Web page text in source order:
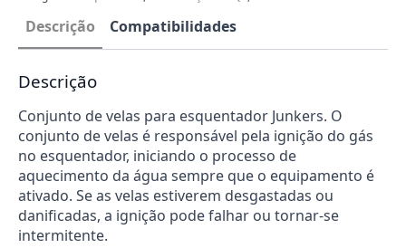
Descrição Compatibilidades
Descrição
Conjunto de velas para esquentador Junkers. O
conjunto de velas é responsável pela ignição do gás
no esquentador, iniciando o processo de
aquecimento da água sempre que o equipamento é
ativado. Se as velas estiverem desgastadas ou
danificadas, a ignição pode falhar ou tornar-se
intermitente.